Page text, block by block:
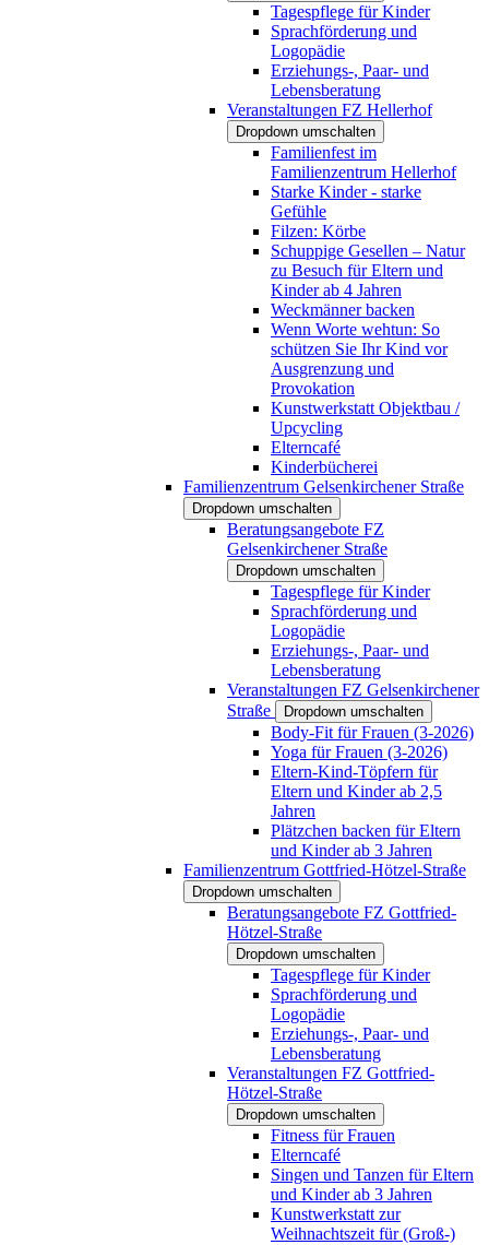
Tagespflege für Kinder
Sprachförderung und
Logopädie
Erziehungs-, Paar- und
Lebensberatung
Veranstaltungen FZ Hellerhof
Dropdown umschalten
Familienfest im
Familienzentrum Hellerhof
Starke Kinder - starke
Gefühle
Filzen: Körbe
Schuppige Gesellen – Natur
zu Besuch für Eltern und
Kinder ab 4 Jahren
Weckmänner backen
Wenn Worte wehtun: So
schützen Sie Ihr Kind vor
Ausgrenzung und
Provokation
Kunstwerkstatt Objektbau /
Upcycling
Elterncafé
Kinderbücherei
Familienzentrum Gelsenkirchener Straße
Dropdown umschalten
Beratungsangebote FZ
Gelsenkirchener Straße
Dropdown umschalten
Tagespflege für Kinder
Sprachförderung und
Logopädie
Erziehungs-, Paar- und
Lebensberatung
Veranstaltungen FZ Gelsenkirchener
Straße
Dropdown umschalten
Body-Fit für Frauen (3-2026)
Yoga für Frauen (3-2026)
Eltern-Kind-Töpfern für
Eltern und Kinder ab 2,5
Jahren
Plätzchen backen für Eltern
und Kinder ab 3 Jahren
Familienzentrum Gottfried-Hötzel-Straße
Dropdown umschalten
Beratungsangebote FZ Gottfried-
Hötzel-Straße
Dropdown umschalten
Tagespflege für Kinder
Sprachförderung und
Logopädie
Erziehungs-, Paar- und
Lebensberatung
Veranstaltungen FZ Gottfried-
Hötzel-Straße
Dropdown umschalten
Fitness für Frauen
Elterncafé
Singen und Tanzen für Eltern
und Kinder ab 3 Jahren
Kunstwerkstatt zur
Weihnachtszeit für (Groß-)